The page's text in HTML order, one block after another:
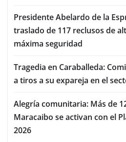
Presidente Abelardo de la
traslado de 117 reclusos de
máxima seguridad
Tragedia en Caraballeda:
a tiros a su expareja en el
Alegría comunitaria: Más de
Maracaibo se activan con el
2026